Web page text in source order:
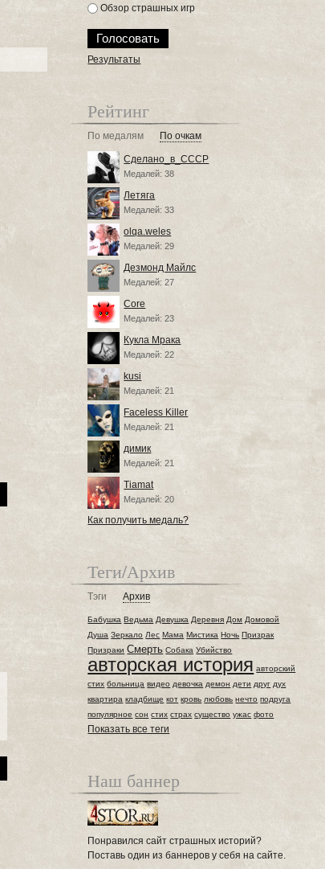
Обзор страшных игр
Результаты
Рейтинг
По медалям По очкам
Сделано_в_СССР
Медалей: 38
Летяга
Медалей: 33
olqa.weles
Медалей: 29
Дезмонд Майлс
Медалей: 27
Core
Медалей: 23
Кукла Мрака
Медалей: 22
kusi
Медалей: 21
Faceless Killer
Медалей: 21
димик
Медалей: 21
Tiamat
Медалей: 20
Как получить медаль?
Теги/Архив
Тэги Архив
Бабушка Ведьма Девушка Деревня Дом Домовой
Душа Зеркало Лес Мама Мистика Ночь Призрак
Призраки Смерть Собака Убийство
авторская история авторский
стих больница видео девочка демон дети друг дух
квартира кладбище кот кровь любовь нечто подруга
популярное сон стих страх существо ужас фото
Показать все теги
Наш баннер
Понравился сайт страшных историй?
Поставь один из баннеров у себя на сайте.